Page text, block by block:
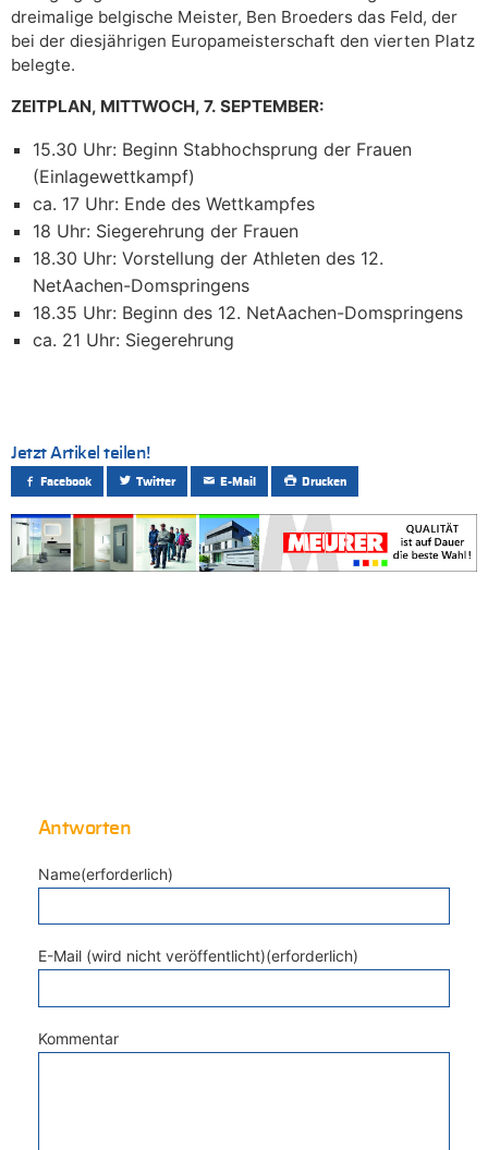
dreimalige belgische Meister, Ben Broeders das Feld, der
bei der diesjährigen Europameisterschaft den vierten Platz
belegte.
ZEITPLAN, MITTWOCH, 7. SEPTEMBER:
15.30 Uhr: Beginn Stabhochsprung der Frauen
(Einlagewettkampf)
ca. 17 Uhr: Ende des Wettkampfes
18 Uhr: Siegerehrung der Frauen
18.30 Uhr: Vorstellung der Athleten des 12.
NetAachen-Domspringens
18.35 Uhr: Beginn des 12. NetAachen-Domspringens
ca. 21 Uhr: Siegerehrung
Jetzt Artikel teilen!
Facebook Twitter E-Mail Drucken
Antworten
Name(erforderlich)
E-Mail (wird nicht veröffentlicht)(erforderlich)
Kommentar